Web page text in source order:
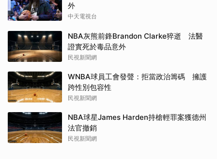
外
中天電視台
NBA灰熊前鋒Brandon Clarke猝逝 法醫
證實死於毒品意外
民視新聞網
WNBA球員工會發聲：拒當政治籌碼 擁護
跨性別包容性
民視新聞網
NBA球星James Harden持槍輕罪案獲德州
法官撤銷
民視新聞網